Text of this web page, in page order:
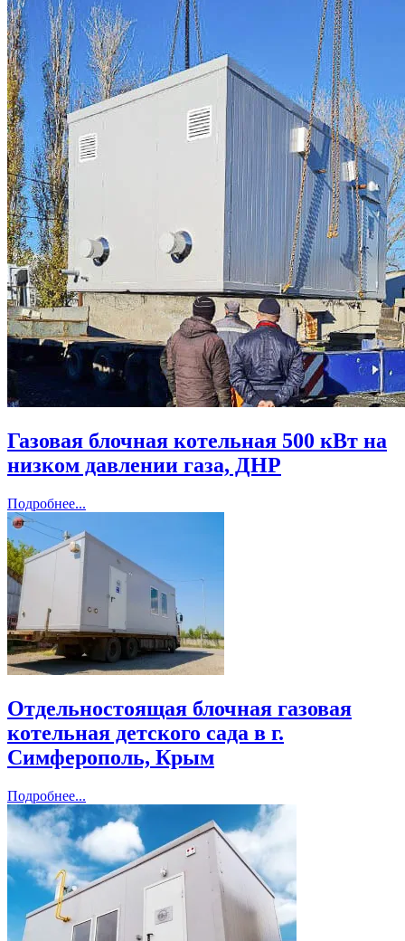
Газовая блочная котельная 500 кВт на
низком давлении газа, ДНР
Подробнее...
Отдельностоящая блочная газовая
котельная детского сада в г.
Симферополь, Крым
Подробнее...